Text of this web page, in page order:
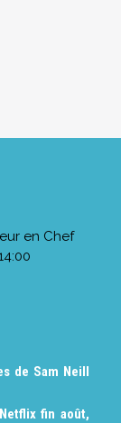
en Chef
de Sam Neill
fin août,